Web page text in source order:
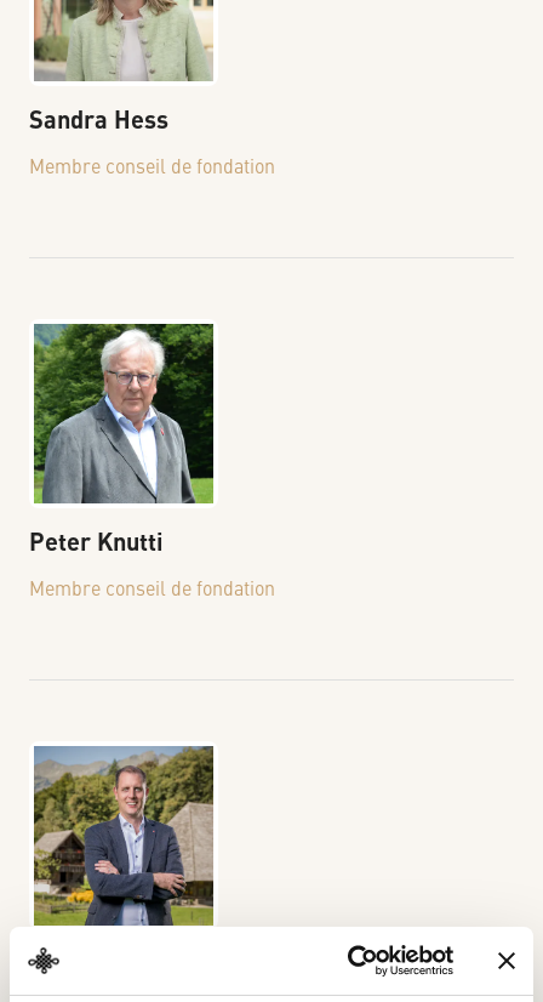
Sandra Hess
Membre conseil de fondation
Peter Knutti
Membre conseil de fondation
Nicolas